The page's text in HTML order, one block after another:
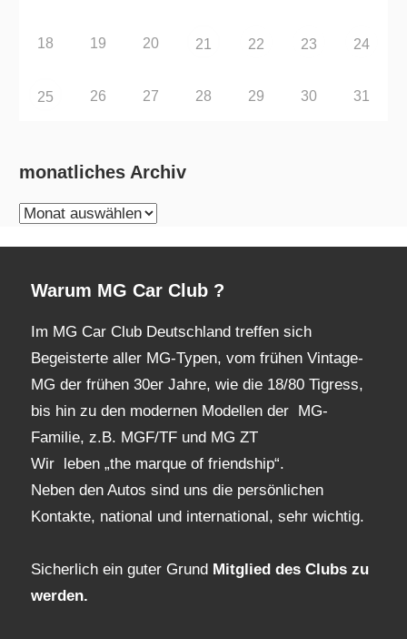
18 19 20 21 22 23 24
25 26 27 28 29 30 31
monatliches Archiv
monatliches
Warum MG Car Club ?
Im MG Car Club Deutschland treffen sich
Begeisterte aller MG-Typen, vom frühen Vintage-
MG der frühen 30er Jahre, wie die 18/80 Tigress,
bis hin zu den modernen Modellen der MG-
Familie, z.B. MGF/TF und MG ZT
Wir leben „the marque of friendship“.
Neben den Autos sind uns die persönlichen
Kontakte, national und international, sehr wichtig.
Sicherlich ein guter Grund Mitglied des Clubs zu
werden.